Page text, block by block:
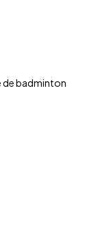
de badminton